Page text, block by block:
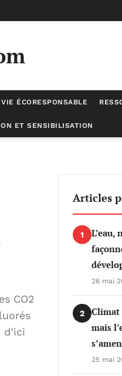
ÉCORESPONSABLE
ET SENSIBILISATION
– Édition 2024
CO2
Articles
1
L’eau,
26 mai
2
Climat
mais
25 mai